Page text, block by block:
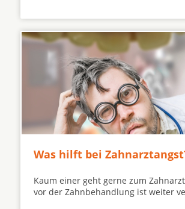
Was hilft bei
Kaum einer geht gerne zum
vor der Zahnbehandlung ist weiter